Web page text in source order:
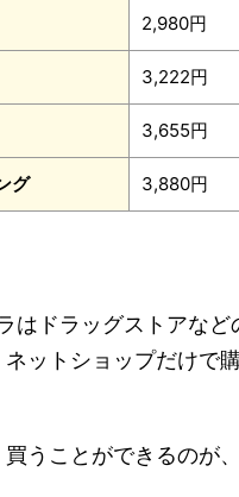
2,980円
3,222円
3,655円
グ 3,880円
はドラッグストアなど
ットショップだけで
うことができるのが